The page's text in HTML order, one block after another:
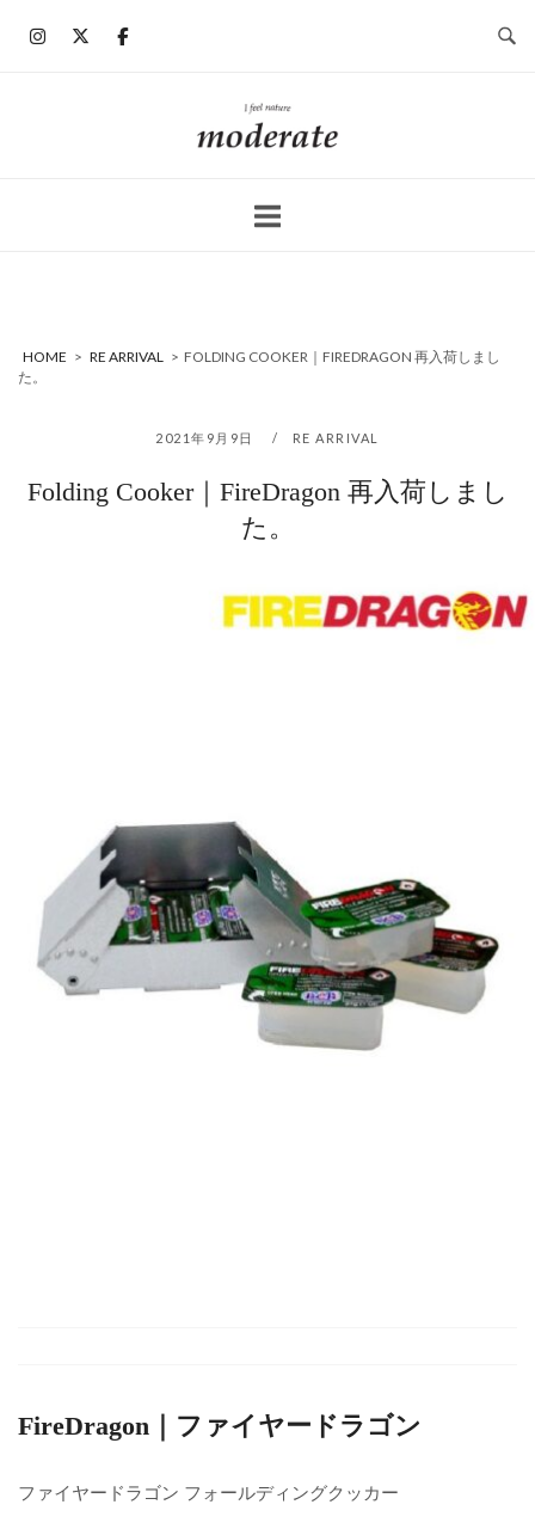
ホ
ー
HOME > RE ARRIVAL > FOLDING COOKER｜FIREDRAGON 再入荷しまし
た。
2021年9月9日 RE ARRIVAL
Folding Cooker｜FireDragon 再入荷しまし
た。
FireDragon｜ファイヤードラゴン
ファイヤードラゴン フォールディングクッカー